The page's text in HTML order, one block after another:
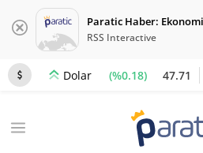
Paratic Haber:
RSS Interactive
Dolar (%0.18) 47.71